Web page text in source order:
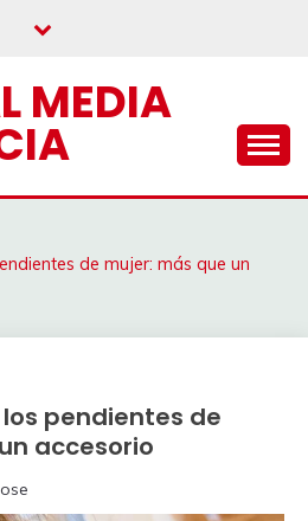
MEDIA
de mujer: más que un
pendientes de
accesorio